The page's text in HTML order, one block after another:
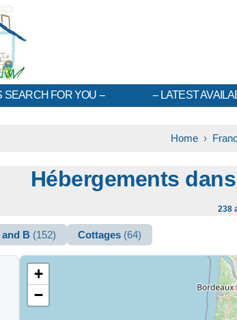
SEARCH FOR YOU LATEST
Home›
Hébergements
238
B (152) Cottages (64)
+
−